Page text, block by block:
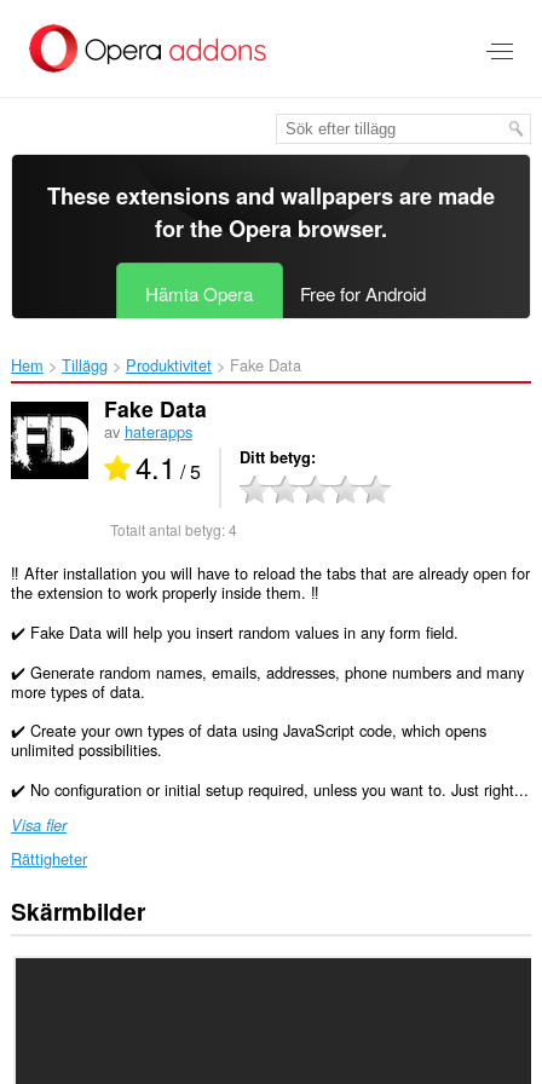
brödtexten
These extensions and wallpapers are made
for theOpera browser.
Hämta Opera Free for Android
Hem Tillägg Produktivitet Fake Data‎
Fake Data
av haterapps
4.1 / 5 Ditt betyg
Totalt antal betyg:4
‼️ After installation you will have to reload the tabs that are already open for
the extension to work properly inside them. ‼️
✔️ Fake Data will help you insert random values in any form field.
✔️ Generate random names, emails, addresses, phone numbers and many
more types of data.
✔️ Create your own types of data using JavaScript code, which opens
unlimited possibilities.
✔️ No configuration or initial setup required, unless you want to. Just right...
Visa fler
Rättigheter
Tillägget
kan
Skärmbilder